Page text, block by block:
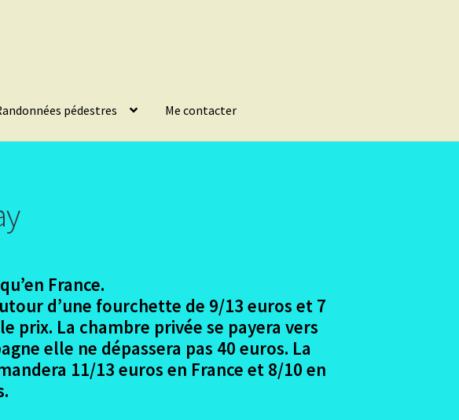
pédestres Me contacter
France.
d’une fourchette de 9/13 euros et 7
prix. La chambre privée se payera vers
elle ne dépassera pas 40 euros. La
11/13 euros en France et 8/10 en